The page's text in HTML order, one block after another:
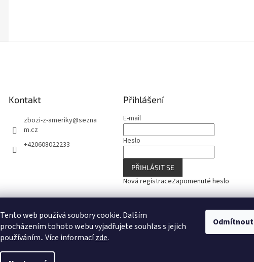
Tento web používá soubory cookie. Dalším
procházením tohoto webu vyjadřujete souhlas s jejich
používáním.. Více informacízde.
Odmítnout
Kontakt
zbozi-z-ameriky@sezna
m.cz
+420608022233
Přihlášení
E-mail
Heslo
PŘIHLÁSIT SE
Nová registraceZapomenuté heslo